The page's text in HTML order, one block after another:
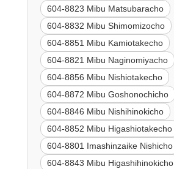
604-8823 Mibu Matsubaracho
604-8832 Mibu Shimomizocho
604-8851 Mibu Kamiotakecho
604-8821 Mibu Naginomiyacho
604-8856 Mibu Nishiotakecho
604-8872 Mibu Goshonochicho
604-8846 Mibu Nishihinokicho
604-8852 Mibu Higashiotakecho
604-8801 Imashinzaike Nishicho
604-8843 Mibu Higashihinokicho